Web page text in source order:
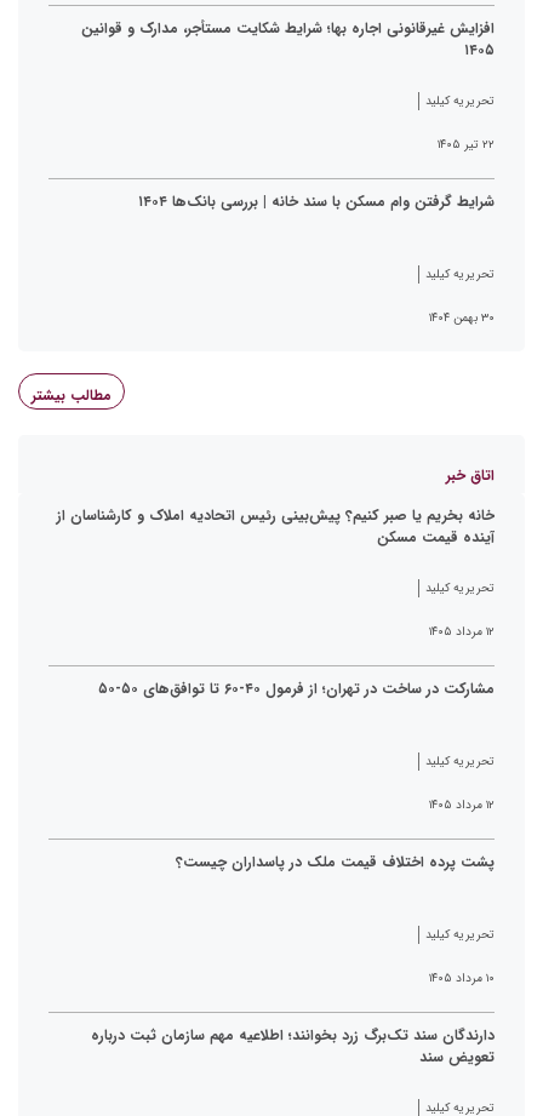
افزایش غیرقانونی اجاره بها؛ شرایط شکایت مستأجر، مدارک و قوانین
۱۴۰۵
تحریریه کیلید
۲۲ تیر ۱۴۰۵
شرایط گرفتن وام مسکن با سند خانه | بررسی بانک‌ها ۱۴۰۴
تحریریه کیلید
۳۰ بهمن ۱۴۰۴
مطالب بیشتر
اتاق خبر
خانه بخریم یا صبر کنیم؟ پیش‌بینی رئیس اتحادیه املاک و کارشناسان از
آینده قیمت مسکن
تحریریه کیلید
۱۲ مرداد ۱۴۰۵
مشارکت در ساخت در تهران؛ از فرمول ۴۰-۶۰ تا توافق‌های ۵۰-۵۰
تحریریه کیلید
۱۲ مرداد ۱۴۰۵
پشت پرده اختلاف قیمت ملک در پاسداران چیست؟
تحریریه کیلید
۱۰ مرداد ۱۴۰۵
دارندگان سند تک‌برگ زرد بخوانند؛ اطلاعیه مهم سازمان ثبت درباره
تعویض سند
تحریریه کیلید